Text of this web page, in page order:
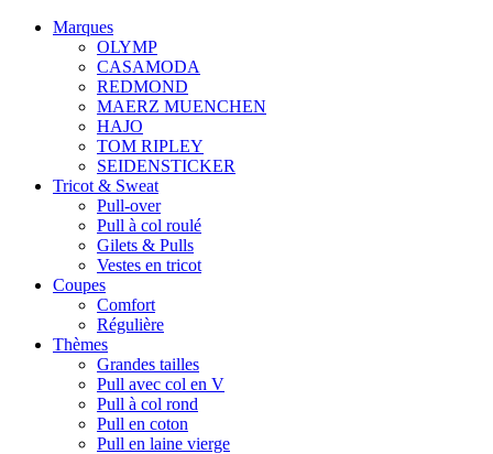
Marques
OLYMP
CASAMODA
REDMOND
MAERZ MUENCHEN
HAJO
TOM RIPLEY
SEIDENSTICKER
Tricot & Sweat
Pull-over
Pull à col roulé
Gilets & Pulls
Vestes en tricot
Coupes
Comfort
Régulière
Thèmes
Grandes tailles
Pull avec col en V
Pull à col rond
Pull en coton
Pull en laine vierge